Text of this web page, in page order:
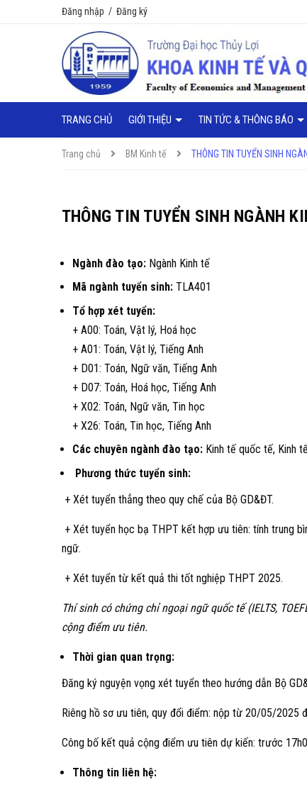
Đăng nhập / Đăng ký
TRANG CHỦ GIỚI THIỆU TIN TỨC & THÔNG BÁO
Trang chủ BM Kinh tế THÔNG TIN TUYỂN SINH
THÔNG TIN TUYỂN SINH NGÀNH
Ngành đào tạo: Ngành Kinh tế
Mã ngành tuyển sinh: TLA401
Tổ hợp xét tuyển:
+ A00: Toán, Vật lý, Hoá học
+ A01: Toán, Vật lý, Tiếng Anh
+ D01: Toán, Ngữ văn, Tiếng Anh
+ D07: Toán, Hoá học, Tiếng Anh
+ X02: Toán, Ngữ văn, Tin học
+ X26: Toán, Tin học, Tiếng Anh
Các chuyên ngành đào tạo: Kinh tế quốc tế, Kinh
Phương thức tuyển sinh:
+ Xét tuyển thẳng theo quy chế của Bộ GD&ĐT.
+ Xét tuyển học bạ THPT kết hợp ưu tiên: tính trung
ngữ.
+ Xét tuyển từ kết quả thi tốt nghiệp THPT 2025.
Thí sinh có chứng chỉ ngoại ngữ quốc tế (IELTS,
cộng điểm ưu tiên.
Thời gian quan trọng:
Đăng ký nguyện vọng xét tuyển theo hướng dẫn Bộ
Riêng hồ sơ ưu tiên, quy đổi điểm: nộp từ 20/05/2025
Công bố kết quả cộng điểm ưu tiên dự kiến: trước
Thông tin liên hệ: